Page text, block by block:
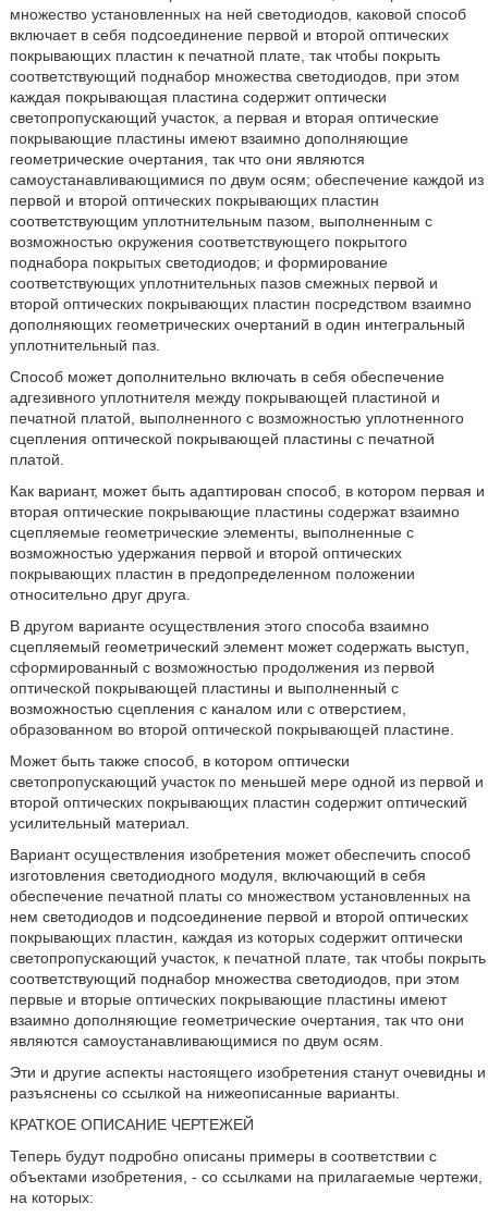
множество установленных на ней светодиодов, каковой способ
включает в себя подсоединение первой и второй оптических
покрывающих пластин к печатной плате, так чтобы покрыть
соответствующий поднабор множества светодиодов, при этом
каждая покрывающая пластина содержит оптически
светопропускающий участок, а первая и вторая оптические
покрывающие пластины имеют взаимно дополняющие
геометрические очертания, так что они являются
самоустанавливающимися по двум осям; обеспечение каждой из
первой и второй оптических покрывающих пластин
соответствующим уплотнительным пазом, выполненным с
возможностью окружения соответствующего покрытого
поднабора покрытых светодиодов; и формирование
соответствующих уплотнительных пазов смежных первой и
второй оптических покрывающих пластин посредством взаимно
дополняющих геометрических очертаний в один интегральный
уплотнительный паз.
Способ может дополнительно включать в себя обеспечение
адгезивного уплотнителя между покрывающей пластиной и
печатной платой, выполненного с возможностью уплотненного
сцепления оптической покрывающей пластины с печатной
платой.
Как вариант, может быть адаптирован способ, в котором первая и
вторая оптические покрывающие пластины содержат взаимно
сцепляемые геометрические элементы, выполненные с
возможностью удержания первой и второй оптических
покрывающих пластин в предопределенном положении
относительно друг друга.
В другом варианте осуществления этого способа взаимно
сцепляемый геометрический элемент может содержать выступ,
сформированный с возможностью продолжения из первой
оптической покрывающей пластины и выполненный с
возможностью сцепления с каналом или с отверстием,
образованном во второй оптической покрывающей пластине.
Может быть также способ, в котором оптически
светопропускающий участок по меньшей мере одной из первой и
второй оптических покрывающих пластин содержит оптический
усилительный материал.
Вариант осуществления изобретения может обеспечить способ
изготовления светодиодного модуля, включающий в себя
обеспечение печатной платы со множеством установленных на
нем светодиодов и подсоединение первой и второй оптических
покрывающих пластин, каждая из которых содержит оптически
светопропускающий участок, к печатной плате, так чтобы покрыть
соответствующий поднабор множества светодиодов, при этом
первые и вторые оптических покрывающие пластины имеют
взаимно дополняющие геометрические очертания, так что они
являются самоустанавливающимися по двум осям.
Эти и другие аспекты настоящего изобретения станут очевидны и
разъяснены со ссылкой на нижеописанные варианты.
КРАТКОЕ ОПИСАНИЕ ЧЕРТЕЖЕЙ
Теперь будут подробно описаны примеры в соответствии с
объектами изобретения, - со ссылками на прилагаемые чертежи,
на которых: